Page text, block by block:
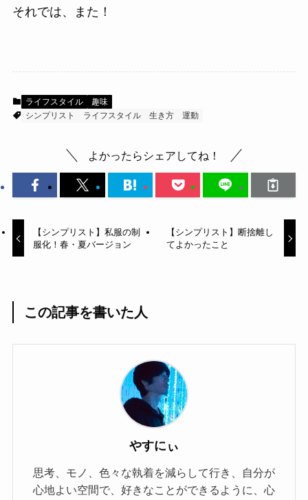
それでは、また！
ライフスタイル
趣味
シンプリスト
ライフスタイル 生き方 運動
よかったらシェアしてね！
【シンプリスト】私服の制
服化！春・夏バージョン
【シンプリスト】断捨離し
てよかったこと
この記事を書いた人
やすにぃ
思考、モノ、色々な執着を減らして行き、自分が
心地よい空間で、好きなことができるように、心